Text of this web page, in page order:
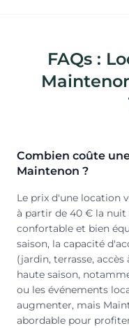
FAQs :
Combien coûte
Maintenon ?
Le prix d'une location
à partir de 40 € la
confortable et bien
saison, la capacité
(jardin, terrasse, accès
haute saison,
ou les événements
augmenter, mais
abordable pour